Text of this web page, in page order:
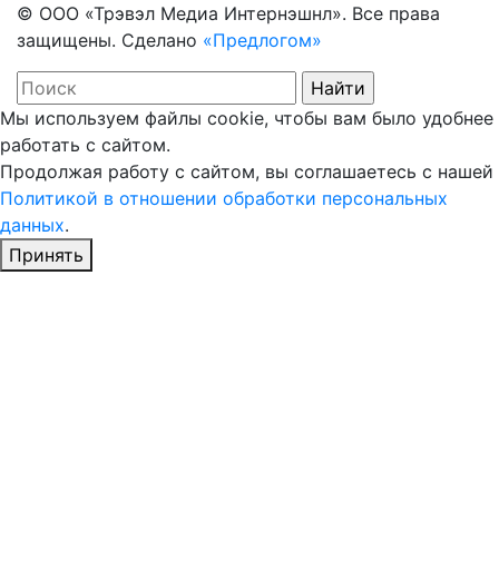
© ООО «Трэвэл Медиа Интернэшнл». Все права
защищены. Сделано «Предлогом»
Мы используем файлы cookie, чтобы вам было удобнее
работать с сайтом.
Продолжая работу с сайтом, вы соглашаетесь с нашей
Политикой в отношении обработки персональных
данных.
Принять